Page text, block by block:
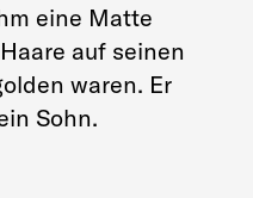
eine Matte
auf seinen
waren. Er
Sohn.